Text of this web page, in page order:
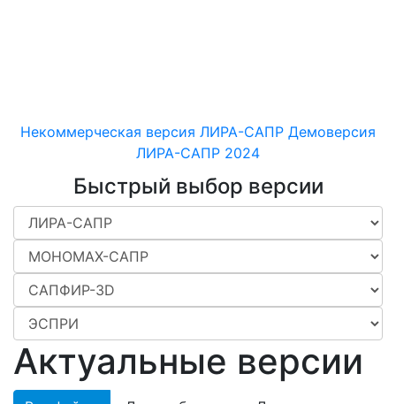
Некоммерческая версия ЛИРА-САПР Демоверсия
ЛИРА-САПР 2024
Быстрый выбор версии
Актуальные версии